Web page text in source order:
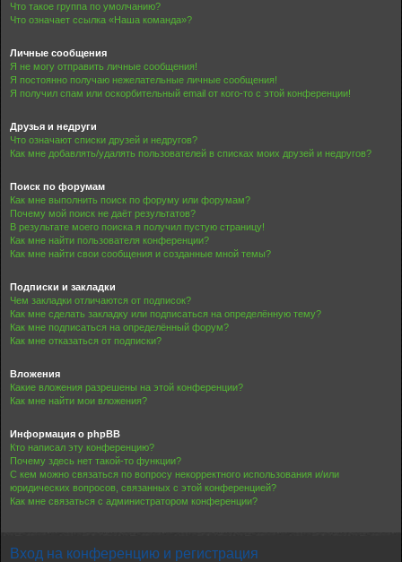
Что такое группа по умолчанию?
Что означает ссылка «Наша команда»?
Личные сообщения
Я не могу отправить личные сообщения!
Я постоянно получаю нежелательные личные сообщения!
Я получил спам или оскорбительный email от кого-то с этой конференции!
Друзья и недруги
Что означают списки друзей и недругов?
Как мне добавлять/удалять пользователей в списках моих друзей и недругов?
Поиск по форумам
Как мне выполнить поиск по форуму или форумам?
Почему мой поиск не даёт результатов?
В результате моего поиска я получил пустую страницу!
Как мне найти пользователя конференции?
Как мне найти свои сообщения и созданные мной темы?
Подписки и закладки
Чем закладки отличаются от подписок?
Как мне сделать закладку или подписаться на определённую тему?
Как мне подписаться на определённый форум?
Как мне отказаться от подписки?
Вложения
Какие вложения разрешены на этой конференции?
Как мне найти мои вложения?
Информация о phpBB
Кто написал эту конференцию?
Почему здесь нет такой-то функции?
С кем можно связаться по вопросу некорректного использования и/или
юридических вопросов, связанных с этой конференцией?
Как мне связаться с администратором конференции?
Вход на конференцию и регистрация